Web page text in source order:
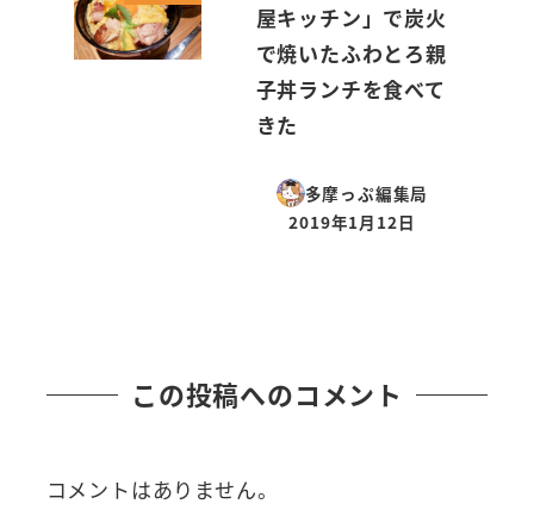
屋キッチン」で炭火
で焼いたふわとろ親
子丼ランチを食べて
きた
多摩っぷ編集局
投稿日
2019年1月12日
この投稿へのコメント
コメントはありません。